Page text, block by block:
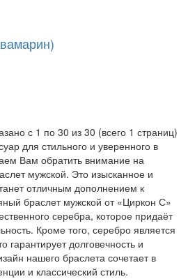
с 1 по 30 из 30 (всего 1 страниц)
для стильного и уверенного в
Вам обратить внимание на
мужской. Это изысканное и
отличным дополнением к
браслет мужской от «Циркон С»
серебра, которое придаёт
Кроме того, серебро является
долговечность и
нашего браслета сочетает в
и классический стиль.